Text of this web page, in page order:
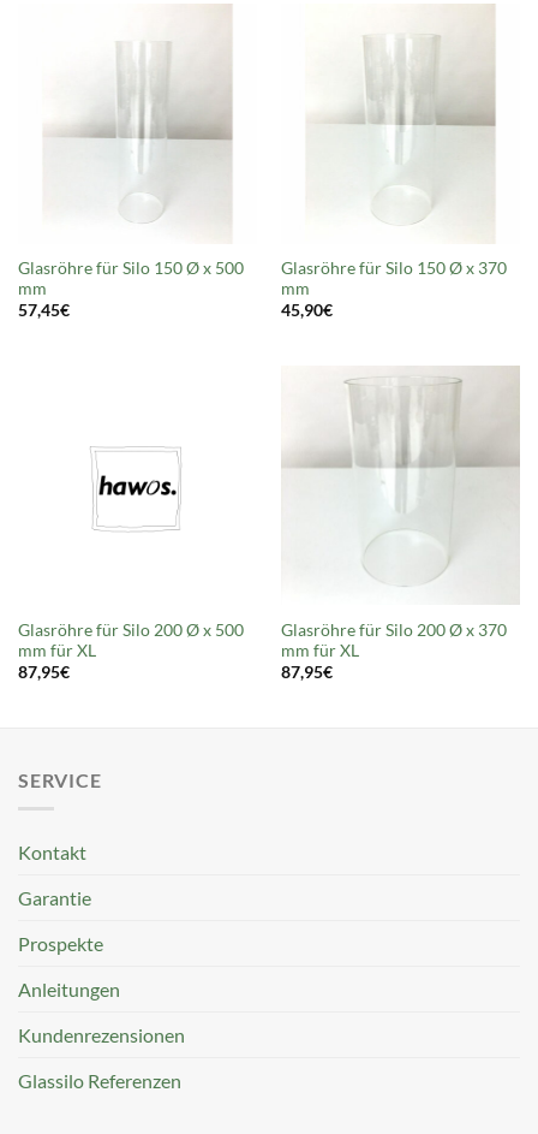
Glasröhre für Silo 150 Ø x 500
mm
57,45€
Glasröhre für Silo 150 Ø x 370
mm
45,90€
Glasröhre für Silo 200 Ø x 500
mm für XL
87,95€
Glasröhre für Silo 200 Ø x 370
mm für XL
87,95€
SERVICE
Kontakt
Garantie
Prospekte
Anleitungen
Kundenrezensionen
Glassilo Referenzen